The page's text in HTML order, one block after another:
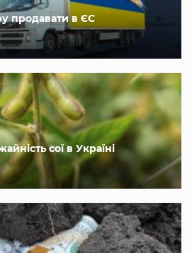
продавати в ЄС
сої в Україні